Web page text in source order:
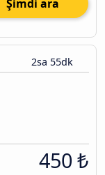
Şimdi ara
2sa 55dk
450 ₺